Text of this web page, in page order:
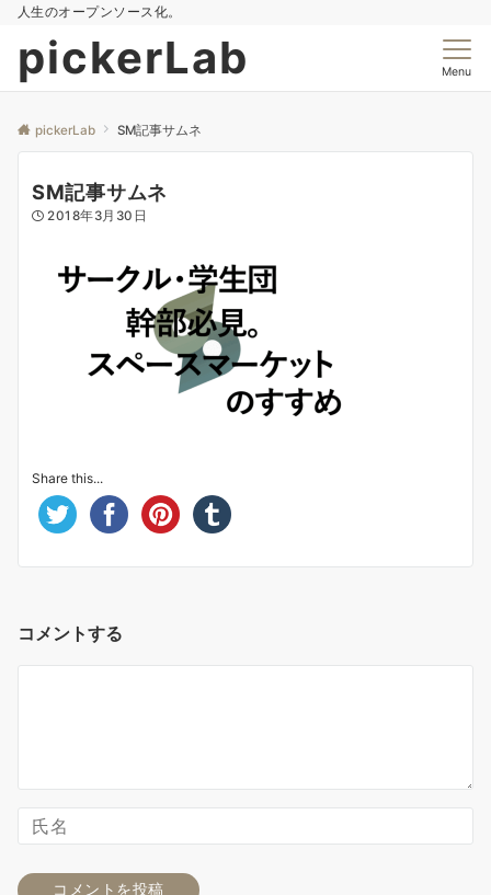
人生のオープンソース化。
pickerLab Menu
pickerLab SM記事サムネ
SM記事サムネ
2018年3月30日
Share this...
コメントする